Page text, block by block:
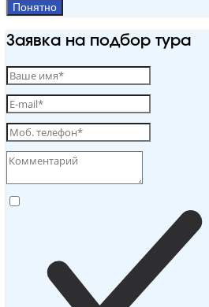
Понятно
Заявка на подбор тура